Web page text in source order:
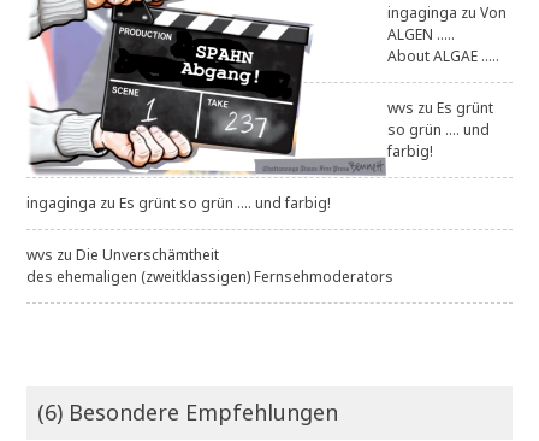
ingaginga zuVon
ALGEN .....
About ALGAE .....
wvs zuEs grünt
so grün .... und
farbig!
ingaginga zuEs grünt so grün .... und farbig!
wvs zuDie Unverschämtheit
des ehemaligen (zweitklassigen) Fernsehmoderators
(6) Besondere Empfehlungen